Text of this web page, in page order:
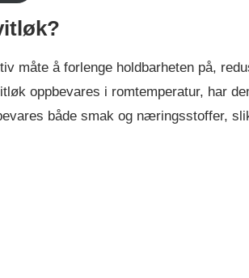
måte å forlenge holdbarheten på,
oppbevares i romtemperatur, har
både smak og næringsstoffer,